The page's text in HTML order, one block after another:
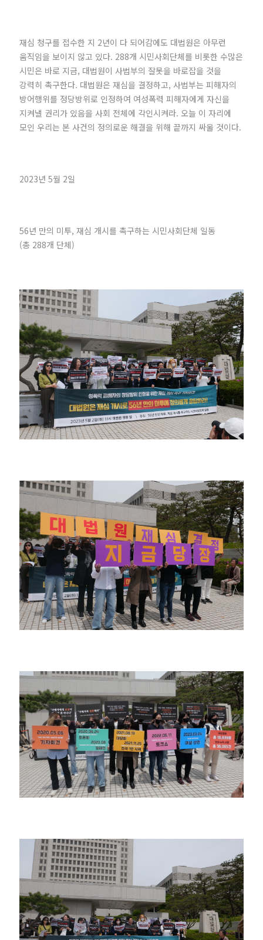
재심 청구를 접수한 지 2년이 다 되어감에도 대법원은 아무런
움직임을 보이지 않고 있다. 288개 시민사회단체를 비롯한 수많은
시민은 바로 지금, 대법원이 사법부의 잘못을 바로잡을 것을
강력히 촉구한다. 대법원은 재심을 결정하고, 사법부는 피해자의
방어행위를 정당방위로 인정하여 여성폭력 피해자에게 자신을
지켜낼 권리가 있음을 사회 전체에 각인시켜라. 오늘 이 자리에
모인 우리는 본 사건의 정의로운 해결을 위해 끝까지 싸울 것이다.
2023년 5월 2일
56년 만의 미투, 재심 개시를 촉구하는 시민사회단체 일동
(총 288개 단체)